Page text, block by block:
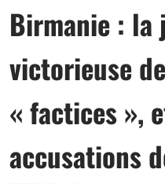
Birmanie :
victorieuse
« factices »,
accusations